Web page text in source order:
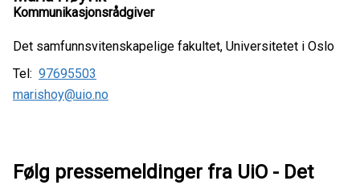
Kommunikasjonsrådgiver
Det samfunnsvitenskapelige fakultet, Universitetet i Oslo
Tel: 97695503
marishoy@uio.no
Følg pressemeldinger fra UiO - Det